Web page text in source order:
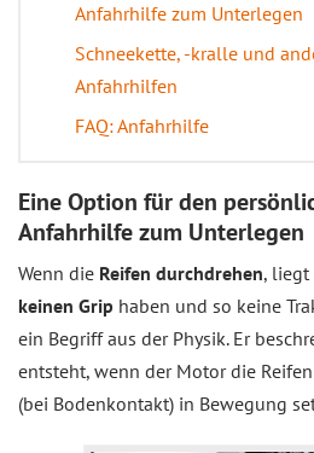
Anfahrhilfe zum Unterlegen
Schneekette, -kralle und
Anfahrhilfen
FAQ: Anfahrhilfe
Eine Option für den
Anfahrhilfe zum Unterlegen
Wenn die Reifen durchdrehen, liegt
keinen Grip haben und so keine
ein Begriff aus der Physik. Er
entsteht, wenn der Motor die
(bei Bodenkontakt) in Bewegung